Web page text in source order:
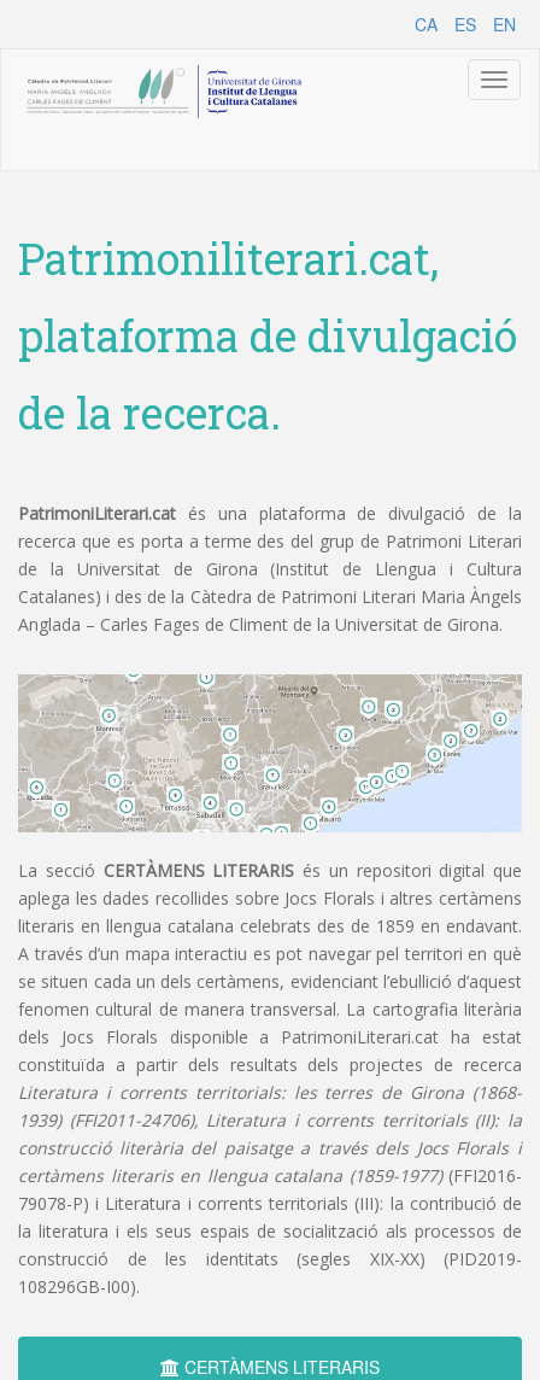
CA ES EN
Patrimoniliterari.cat,
plataforma de divulgació
de la recerca.
PatrimoniLiterari.cat és una plataforma de divulgació de la
recerca que es porta a terme des del grup de Patrimoni Literari
de la Universitat de Girona (Institut de Llengua i Cultura
Catalanes) i des de la Càtedra de Patrimoni Literari Maria Àngels
Anglada – Carles Fages de Climent de la Universitat de Girona.
La secció CERTÀMENS LITERARIS és un repositori digital que
aplega les dades recollides sobre Jocs Florals i altres certàmens
literaris en llengua catalana celebrats des de 1859 en endavant.
A través d’un mapa interactiu es pot navegar pel territori en què
se situen cada un dels certàmens, evidenciant l’ebullició d’aquest
fenomen cultural de manera transversal. La cartografia literària
dels Jocs Florals disponible a PatrimoniLiterari.cat ha estat
constituïda a partir dels resultats dels projectes de recerca
Literatura i corrents territorials: les terres de Girona (1868-
1939) (FFI2011-24706), Literatura i corrents territorials (II): la
construcció literària del paisatge a través dels Jocs Florals i
certàmens literaris en llengua catalana (1859-1977)(FFI2016-
79078-P) i Literatura i corrents territorials (III): la contribució de
la literatura i els seus espais de socialització als processos de
construcció de les identitats (segles XIX-XX) (PID2019-
108296GB-I00).
CERTÀMENS LITERARIS